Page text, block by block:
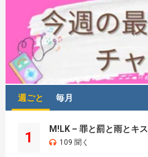
週ごと 毎月
1
M!LK – 罪と罰と雨とキス
109 聞く